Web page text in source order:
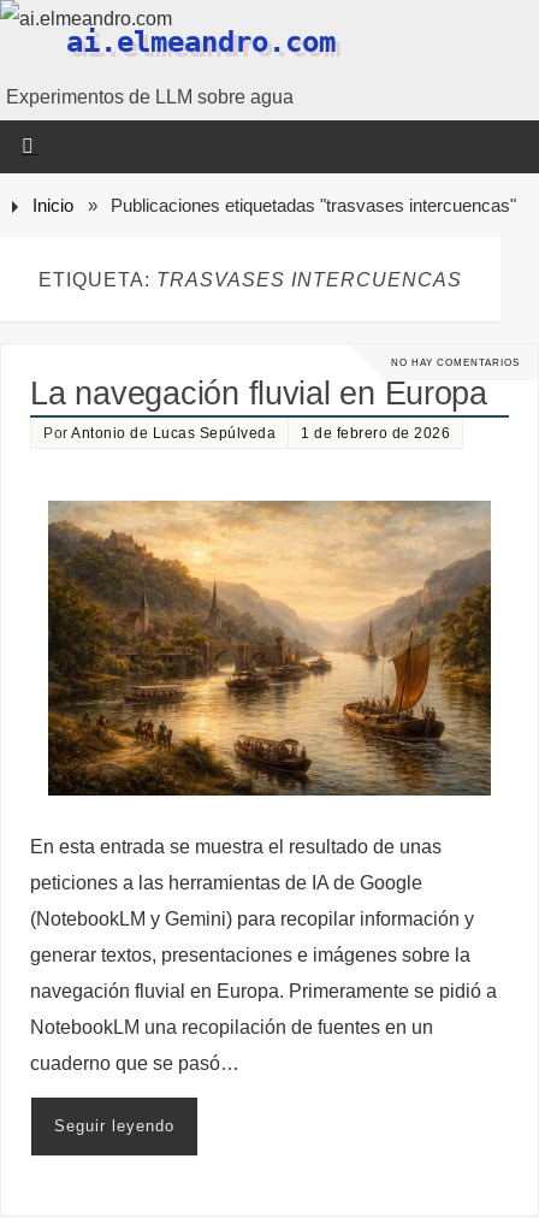
ai.elmeandro.com
Experimentos de LLM sobre agua
Inicio » Publicaciones etiquetadas "trasvases intercuencas"
ETIQUETA: TRASVASES INTERCUENCAS
NO HAY COMENTARIOS
La navegación fluvial en Europa
PorAntonio de Lucas Sepúlveda 1 de febrero de 2026
En esta entrada se muestra el resultado de unas
peticiones a las herramientas de IA de Google
(NotebookLM y Gemini) para recopilar información y
generar textos, presentaciones e imágenes sobre la
navegación fluvial en Europa. Primeramente se pidió a
NotebookLM una recopilación de fuentes en un
cuaderno que se pasó…
Seguir leyendo